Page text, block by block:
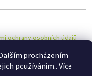
procházením
používáním.. Více
ochrany osobních údajů